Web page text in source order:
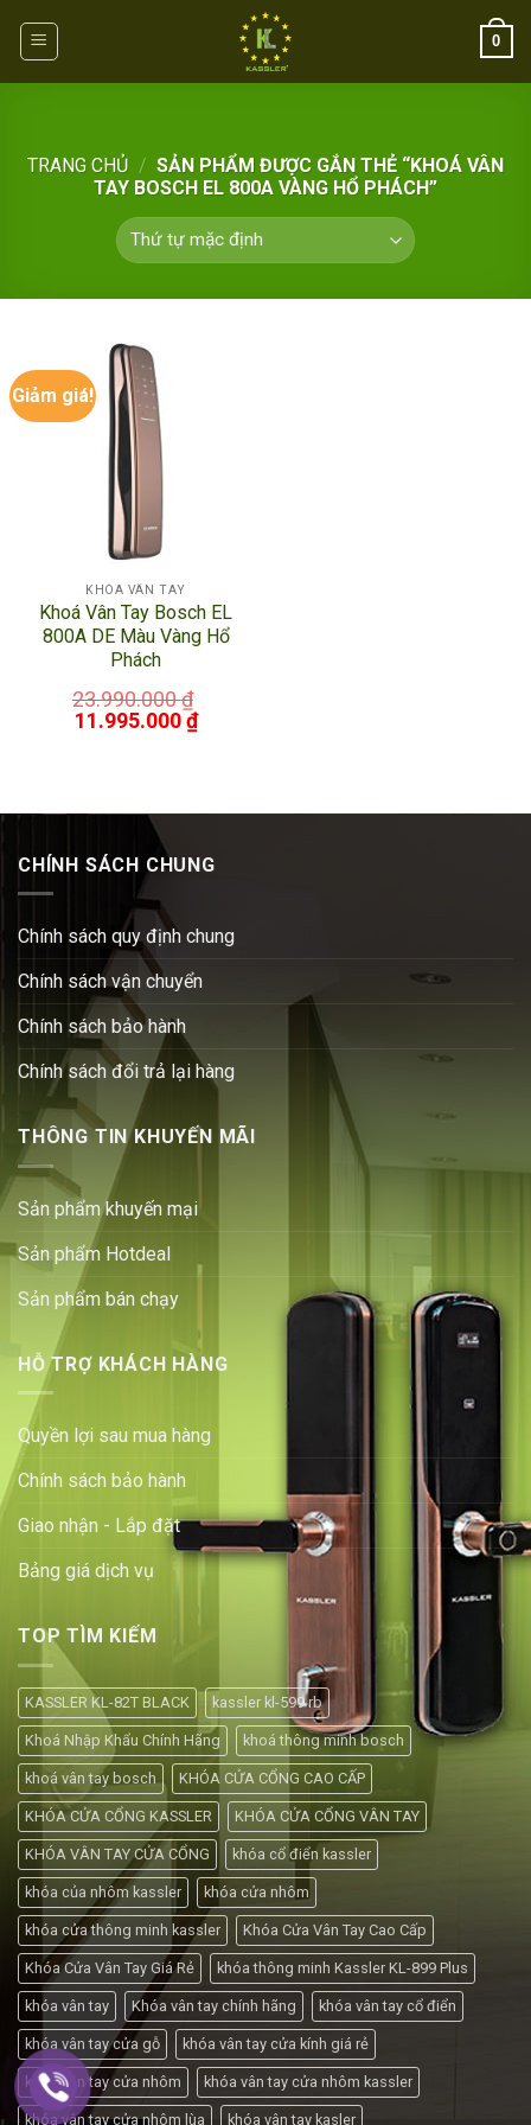
0
TRANG CHỦ / SẢN PHẨM ĐƯỢC GẮN THẺ “KHOÁ VÂN
TAY BOSCH EL 800A VÀNG HỔ PHÁCH”
Giảm giá!
KHÓA VÂN TAY
Khoá Vân Tay Bosch EL
800A DE Màu Vàng Hổ
Phách
23.990.000₫
11.995.000₫
CHÍNH SÁCH CHUNG
Chính sách quy định chung
Chính sách vận chuyển
Chính sách bảo hành
Chính sách đổi trả lại hàng
THÔNG TIN KHUYẾN MÃI
Sản phẩm khuyến mại
Sản phẩm Hotdeal
Sản phẩm bán chạy
HỖ TRỢ KHÁCH HÀNG
Quyền lợi sau mua hàng
Chính sách bảo hành
Giao nhận - Lắp đặt
Bảng giá dịch vụ
TOP TÌM KIẾM
KASSLER KL-82T BLACK kassler kl-599 rb
Khoá Nhập Khẩu Chính Hãng khoá thông minh bosch
khoá vân tay bosch KHÓA CỬA CỔNG CAO CẤP
KHÓA CỬA CỔNG KASSLER KHÓA CỬA CỔNG VÂN TAY
KHÓA VÂN TAY CỬA CỔNG khóa cổ điển kassler
khóa của nhôm kassler khóa cửa nhôm
khóa cửa thông minh kassler Khóa Cửa Vân Tay Cao Cấp
Khóa Cửa Vân Tay Giá Rẻ khóa thông minh Kassler KL-899 Plus
khóa vân tay Khóa vân tay chính hãng khóa vân tay cổ điển
khóa vân tay cửa gỗ khóa vân tay cửa kính giá rẻ
khóa vân tay cửa nhôm khóa vân tay cửa nhôm kassler
khóa vân tay cửa nhôm lùa khóa vân tay kasler